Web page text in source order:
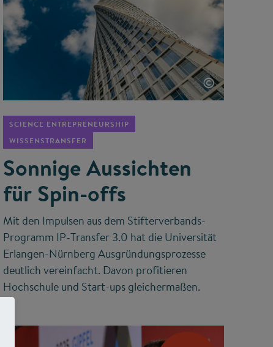
©
SCIENCE ENTREPRENEURSHIP
WISSENSTRANSFER
Sonnige Aussichten
für Spin-offs
Mit den Impulsen aus dem Stifterverbands-
Programm IP-Transfer 3.0 hat die Universität
Erlangen-Nürnberg Ausgründungsprozesse
deutlich vereinfacht. Davon profitieren
Hochschule und Start-ups gleichermaßen.